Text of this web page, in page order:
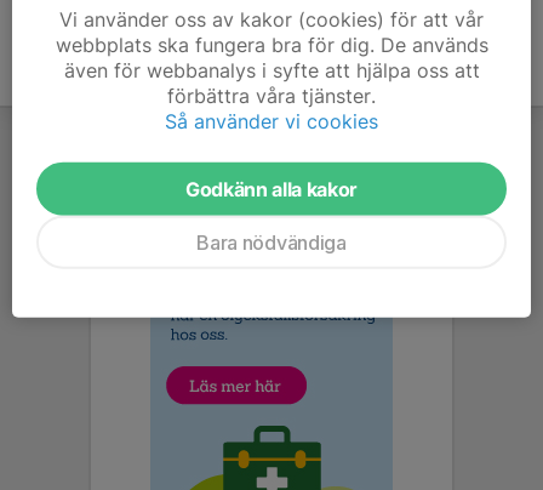
Vi använder oss av kakor (cookies) för att vår
webbplats ska fungera bra för dig. De används
även för webbanalys i syfte att hjälpa oss att
förbättra våra tjänster.
Så använder vi cookies
Godkänn alla kakor
Bara nödvändiga